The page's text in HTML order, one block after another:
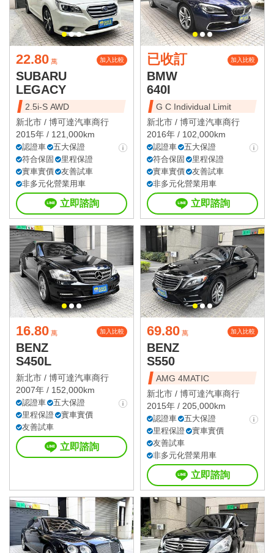
22.80 萬 加入比較
SUBARU
LEGACY
2.5i-S AWD
新北市 / 博可達汽車商行
2015年 / 121,000km
認證車
五大保證
符合保固
里程保證
實車實價
友善試車
非多元化營業用車
立即諮詢
已收訂 加入比較
BMW
640I
G C Individual Limit
新北市 / 博可達汽車商行
2016年 / 102,000km
認證車
五大保證
符合保固
里程保證
實車實價
友善試車
非多元化營業用車
立即諮詢
16.80 萬 加入比較
BENZ
S450L
新北市 / 博可達汽車商行
2007年 / 152,000km
認證車
五大保證
里程保證
實車實價
友善試車
立即諮詢
69.80 萬 加入比較
BENZ
S550
AMG 4MATIC
新北市 / 博可達汽車商行
2015年 / 205,000km
認證車
五大保證
里程保證
實車實價
友善試車
非多元化營業用車
立即諮詢